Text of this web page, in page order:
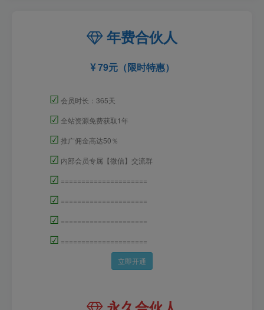
年费合伙人
79元（限时特惠）
☑ 会员时长：365天
☑ 全站资源免费获取1年
☑ 推广佣金高达50％
☑ 内部会员专属【微信】交流群
☑ =====================
☑ =====================
☑ =====================
☑ =====================
立即开通